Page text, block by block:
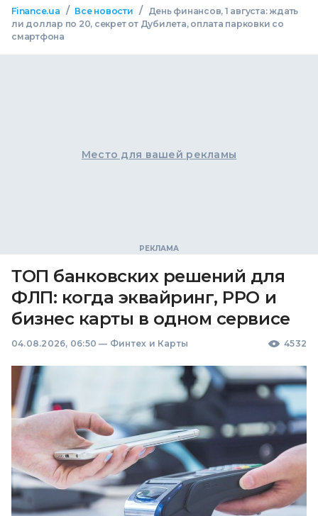
Finance.ua / Все новости /
День финансов, 1 августа: ждать
ли доллар по 20, секрет от Дубилета, оплата парковки со
смартфона
Место для вашей рекламы
ТОП банковских решений для
ФЛП: когда эквайринг, РРО и
бизнес карты в одном сервисе
04.08.2026, 06:50 — Финтех и Карты 4532